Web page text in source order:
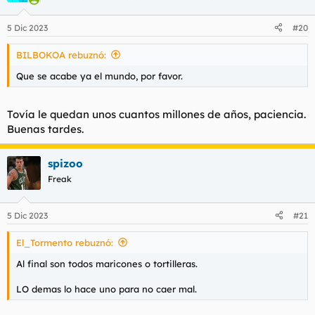
Al final son todos maricones o tortilleras.
LO demas lo hace uno para no caer mal.
R
e
a
c
c
i
o
s
:
Sonic88ypai-mei
pai-mei
Muerto por dentro
5 Dic 2023 #19
Max_Demian rebuznó:
dolores de regla el médico tiene que darme días de reposo.
Road to paguita 2023.